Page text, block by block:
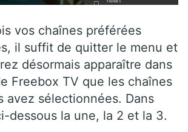
vos chaînes préférées
il suffit de quitter le menu et
désormais apparaître dans
Freebox TV que les chaînes
avez sélectionnées. Dans
dessous la une, la 2 et la 3.